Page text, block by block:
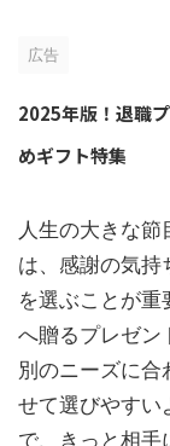
広告
2025年版！退職
めギフト特集
人生の大きな
は、感謝の気持
を選ぶことが
へ贈るプレゼン
別のニーズに
せて選びやすい
で、きっと相手